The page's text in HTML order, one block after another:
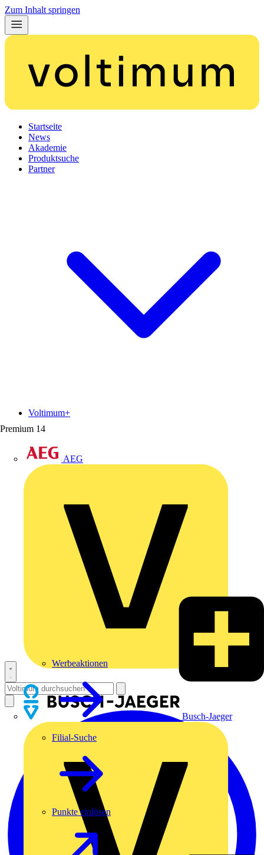
Zum Inhalt springen
Startseite
News
Akademie
Produktsuche
Partner
Premium 14
AEG
Busch-Jaeger
Voltimum+
Werbeaktionen
Filial-Suche
Punkte einlösen